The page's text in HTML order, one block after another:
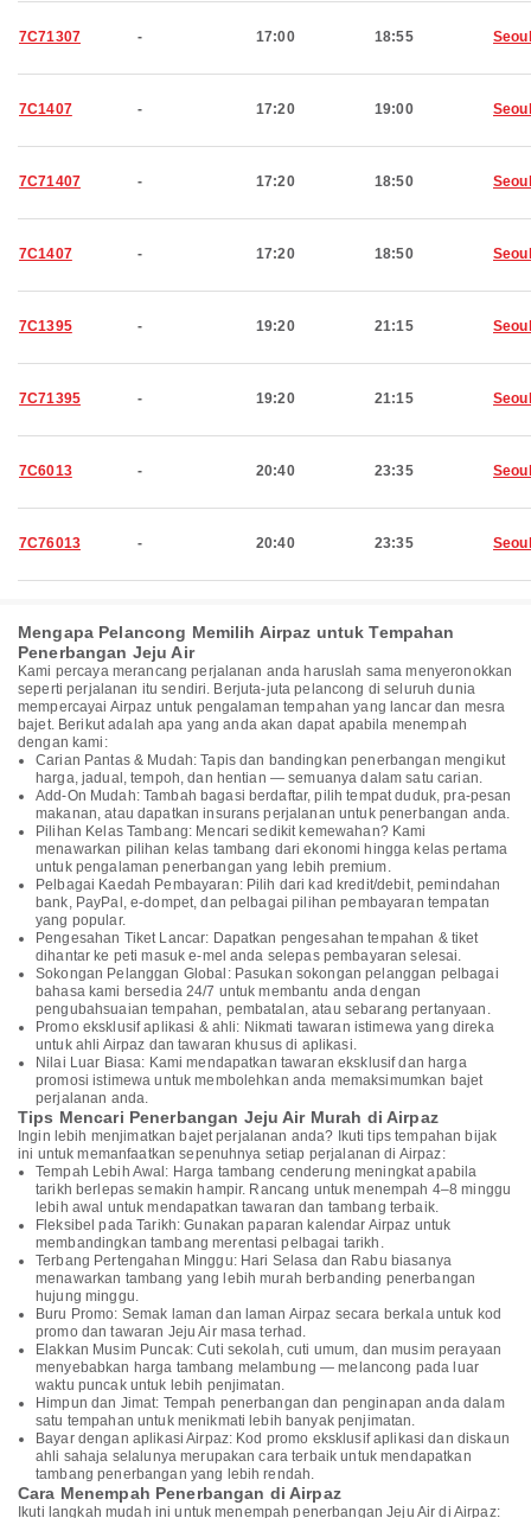
7C71307 - 17:00 18:55 Seoul
7C1407 - 17:20 19:00 Seoul
7C71407 - 17:20 18:50 Seoul
7C1407 - 17:20 18:50 Seoul
7C1395 - 19:20 21:15 Seoul
7C71395 - 19:20 21:15 Seoul
7C6013 - 20:40 23:35 Seoul
7C76013 - 20:40 23:35 Seoul
Mengapa Pelancong Memilih Airpaz untuk Tempahan
Penerbangan Jeju Air
Kami percaya merancang perjalanan anda haruslah sama menyeronokkan
seperti perjalanan itu sendiri. Berjuta-juta pelancong di seluruh dunia
mempercayai Airpaz untuk pengalaman tempahan yang lancar dan mesra
bajet. Berikut adalah apa yang anda akan dapat apabila menempah
dengan kami:
Carian Pantas & Mudah: Tapis dan bandingkan penerbangan mengikut
harga, jadual, tempoh, dan hentian — semuanya dalam satu carian.
Add-On Mudah: Tambah bagasi berdaftar, pilih tempat duduk, pra-pesan
makanan, atau dapatkan insurans perjalanan untuk penerbangan anda.
Pilihan Kelas Tambang: Mencari sedikit kemewahan? Kami
menawarkan pilihan kelas tambang dari ekonomi hingga kelas pertama
untuk pengalaman penerbangan yang lebih premium.
Pelbagai Kaedah Pembayaran: Pilih dari kad kredit/debit, pemindahan
bank, PayPal, e-dompet, dan pelbagai pilihan pembayaran tempatan
yang popular.
Pengesahan Tiket Lancar: Dapatkan pengesahan tempahan & tiket
dihantar ke peti masuk e-mel anda selepas pembayaran selesai.
Sokongan Pelanggan Global: Pasukan sokongan pelanggan pelbagai
bahasa kami bersedia 24/7 untuk membantu anda dengan
pengubahsuaian tempahan, pembatalan, atau sebarang pertanyaan.
Promo eksklusif aplikasi & ahli: Nikmati tawaran istimewa yang direka
untuk ahli Airpaz dan tawaran khusus di aplikasi.
Nilai Luar Biasa: Kami mendapatkan tawaran eksklusif dan harga
promosi istimewa untuk membolehkan anda memaksimumkan bajet
perjalanan anda.
Tips Mencari Penerbangan Jeju Air Murah di Airpaz
Ingin lebih menjimatkan bajet perjalanan anda? Ikuti tips tempahan bijak
ini untuk memanfaatkan sepenuhnya setiap perjalanan di Airpaz:
Tempah Lebih Awal: Harga tambang cenderung meningkat apabila
tarikh berlepas semakin hampir. Rancang untuk menempah 4–8 minggu
lebih awal untuk mendapatkan tawaran dan tambang terbaik.
Fleksibel pada Tarikh: Gunakan paparan kalendar Airpaz untuk
membandingkan tambang merentasi pelbagai tarikh.
Terbang Pertengahan Minggu: Hari Selasa dan Rabu biasanya
menawarkan tambang yang lebih murah berbanding penerbangan
hujung minggu.
Buru Promo: Semak laman dan laman Airpaz secara berkala untuk kod
promo dan tawaran Jeju Air masa terhad.
Elakkan Musim Puncak: Cuti sekolah, cuti umum, dan musim perayaan
menyebabkan harga tambang melambung — melancong pada luar
waktu puncak untuk lebih penjimatan.
Himpun dan Jimat: Tempah penerbangan dan penginapan anda dalam
satu tempahan untuk menikmati lebih banyak penjimatan.
Bayar dengan aplikasi Airpaz: Kod promo eksklusif aplikasi dan diskaun
ahli sahaja selalunya merupakan cara terbaik untuk mendapatkan
tambang penerbangan yang lebih rendah.
Cara Menempah Penerbangan di Airpaz
Ikuti langkah mudah ini untuk menempah penerbangan Jeju Air di Airpaz: